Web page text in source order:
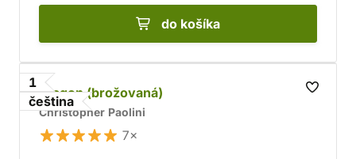
do košíka
1
čeština
Eragon (brožovaná)
Christopher Paolini
7×